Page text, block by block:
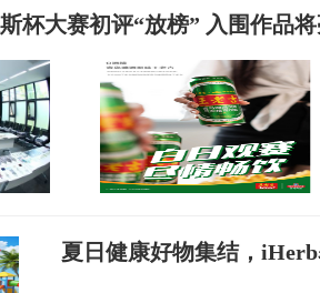
杯大赛初评“放榜” 入围作品
夏日健康好物集结，